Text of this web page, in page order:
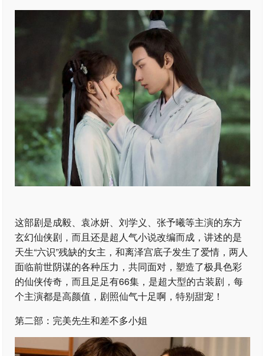
这部剧是成毅、袁冰妍、刘学义、张予曦等主演的东方
玄幻仙侠剧，而且还是超人气小说改编而成，讲述的是
天生“六识”残缺的女主，和离泽宫底子发生了爱情，两人
面临前世阴谋的各种压力，共同面对，塑造了极具色彩
的仙侠传奇，而且足足有66集，是超大型的古装剧，每
个主演都是高颜值，剧照仙气十足啊，特别甜宠！
第二部：完美先生和差不多小姐